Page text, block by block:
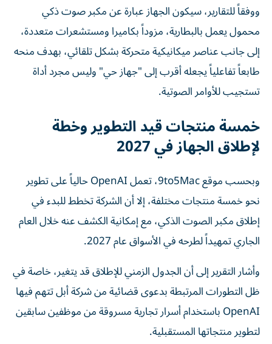
ووفقاً للتقارير، سيكون الجهاز عبارة عن مكبر صوت ذكي
محمول يعمل بالبطارية، مزوداً بكاميرا ومستشعرات متعددة،
إلى جانب عناصر ميكانيكية متحركة بشكل تلقائي، بهدف منحه
طابعاً تفاعلياً يجعله أقرب إلى "جهاز حي" وليس مجرد أداة
تستجيب للأوامر الصوتية.
خمسة منتجات قيد التطوير وخطة
لإطلاق الجهاز في 2027
وبحسب موقع 9to5Mac، تعمل OpenAI حالياً على تطوير
نحو خمسة منتجات مختلفة، إلا أن الشركة تخطط للبدء في
إطلاق مكبر الصوت الذكي، مع إمكانية الكشف عنه خلال العام
الجاري تمهيداً لطرحه في الأسواق عام 2027.
وأشار التقرير إلى أن الجدول الزمني للإطلاق قد يتغير، خاصة في
ظل التطورات المرتبطة بدعوى قضائية من شركة أبل تتهم فيها
OpenAI باستخدام أسرار تجارية مسروقة من موظفين سابقين
لتطوير منتجاتها المستقبلية.